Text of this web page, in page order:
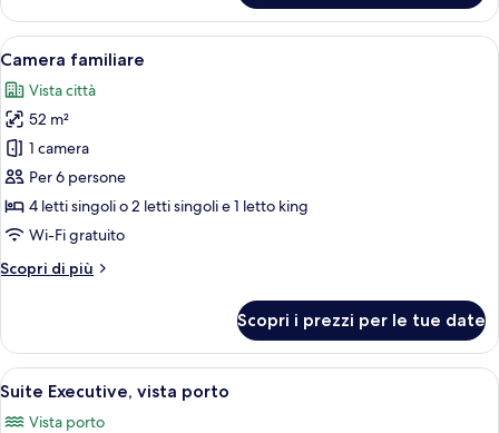
Deluxe
Apri
tutte
le
foto
per
Camera
familiare
3
Camera familiare
Vista città
52 m²
1 camera
Per 6 persone
4 letti singoli o 2 letti singoli e 1 letto king
Wi-Fi gratuito
Scopri di più
Altri
familiare
Scopri i prezzi per le tue date
Apri
tutte
Una cassaforte in camera, una
3
Suite Executive, vista porto
Vista porto